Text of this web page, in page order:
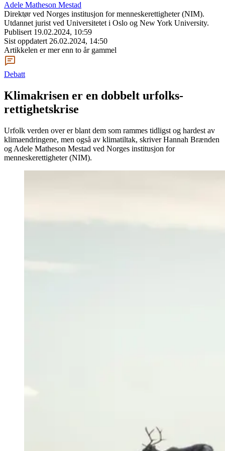
Adele Matheson Mestad
Direktør ved Norges institusjon for menneskerettigheter (NIM).
Utdannet jurist ved Universitetet i Oslo og New York University.
Publisert 19.02.2024, 10:59
Sist oppdatert 26.02.2024, 14:50
Artikkelen er mer enn to år gammel
Debatt
Klimakrisen er en dobbelt urfolks­
rettighetskrise
Urfolk verden over er blant dem som rammes tidligst og hardest av
klimaendringene, men også av klimatiltak, skriver Hannah Brænden
og Adele Matheson Mestad ved Norges institusjon for
menneskerettigheter (NIM).